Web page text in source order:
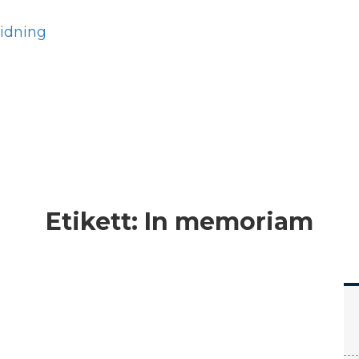
Etikett: In memoriam